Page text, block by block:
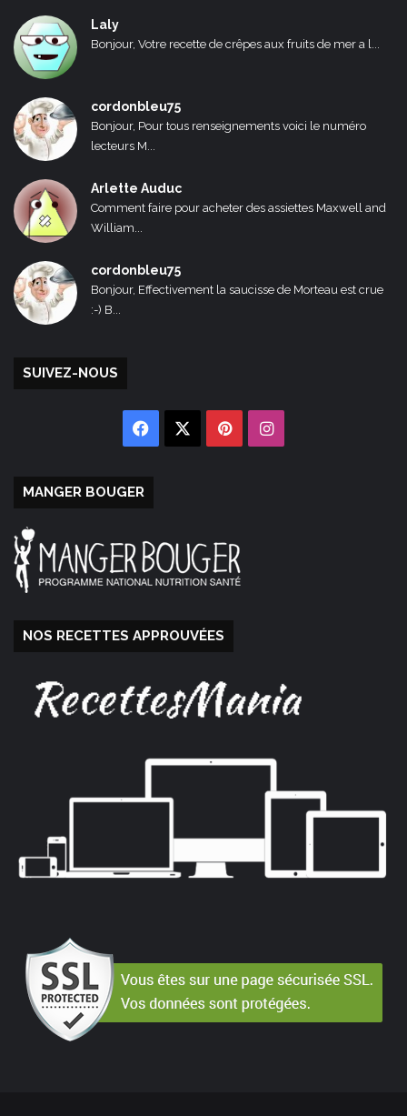
Laly
Bonjour, Votre recette de crêpes aux fruits de mer a l...
cordonbleu75
Bonjour, Pour tous renseignements voici le numéro
lecteurs M...
Arlette Auduc
Comment faire pour acheter des assiettes Maxwell and
William...
cordonbleu75
Bonjour, Effectivement la saucisse de Morteau est crue
:-) B...
SUIVEZ-NOUS
Facebook PinterestInstagram
MANGER BOUGER
NOS RECETTES APPROUVÉES